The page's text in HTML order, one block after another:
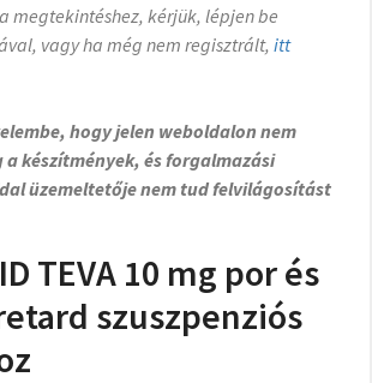
megtekintéshez, kérjük, lépjen be
vagy ha még nem regisztrált, itt
hogy jelen weboldalon nem
készítmények, és forgalmazási
üzemeltetője nem tud felvilágosítást
TEVA 10 mg por és
szuszpenziós